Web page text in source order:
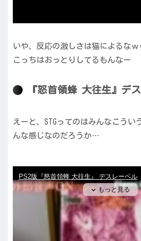
いや、反応の激しさは猫によるなｗ
こっちはおっとりしてるもんなー
『怒首領蜂 大往生』デ
えーと、STGってのはみんなこうい
んな感じなのだろうか…